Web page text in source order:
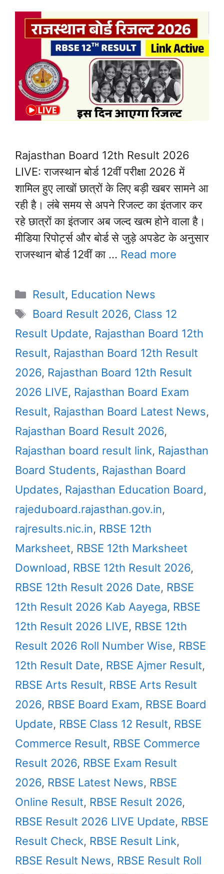
Rajasthan Board 12th Result 2026
LIVE: राजस्थान बोर्ड 12वीं परीक्षा 2026 में
शामिल हुए लाखों छात्रों के लिए बड़ी खबर सामने आ
रही है। लंबे समय से अपने रिजल्ट का इंतजार कर
रहे छात्रों का इंतजार अब जल्द खत्म होने वाला है।
मीडिया रिपोर्ट्स और बोर्ड से जुड़े अपडेट के अनुसार
राजस्थान बोर्ड 12वीं का … Read more
Categories
Result, Education News
Tags
Board Result 2026, Class 12
Result Update, Rajasthan Board 12th
Result, Rajasthan Board 12th Result
2026, Rajasthan Board 12th Result
2026 LIVE, Rajasthan Board Exam
Result, Rajasthan Board Latest News,
Rajasthan Board Result 2026,
Rajasthan board result link, Rajasthan
Board Students, Rajasthan Board
Updates, Rajasthan Education Board,
rajeduboard.rajasthan.gov.in,
rajresults.nic.in, RBSE 12th
Marksheet, RBSE 12th Marksheet
Download, RBSE 12th Result 2026,
RBSE 12th Result 2026 Date, RBSE
12th Result 2026 Kab Aayega, RBSE
12th Result 2026 LIVE, RBSE 12th
Result 2026 Roll Number Wise, RBSE
12th Result Date, RBSE Ajmer Result,
RBSE Arts Result, RBSE Arts Result
2026, RBSE Board Exam, RBSE Board
Update, RBSE Class 12 Result, RBSE
Commerce Result, RBSE Commerce
Result 2026, RBSE Exam Result
2026, RBSE Latest News, RBSE
Online Result, RBSE Result 2026,
RBSE Result 2026 LIVE Update, RBSE
Result Check, RBSE Result Link,
RBSE Result News, RBSE Result Roll